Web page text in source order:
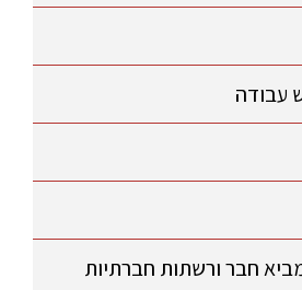
עבודה
חבר ורשתות חברתיות